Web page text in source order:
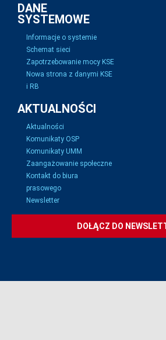
DANE
SYSTEMOWE
Informacje o systemie
Schemat sieci
Zapotrzebowanie mocy KSE
Nowa strona z danymi KSE
i RB
AKTUALNOŚCI
Aktualności
Komunikaty OSP
Komunikaty UMM
Zaangażowanie społeczne
Kontakt do biura
prasowego
Newsletter
DOŁĄCZ DO